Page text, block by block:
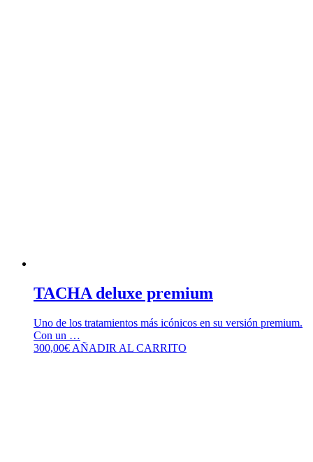
TACHA deluxe premium
Uno de los tratamientos más icónicos en su versión premium.
Con un …
300,00€ AÑADIR AL CARRITO